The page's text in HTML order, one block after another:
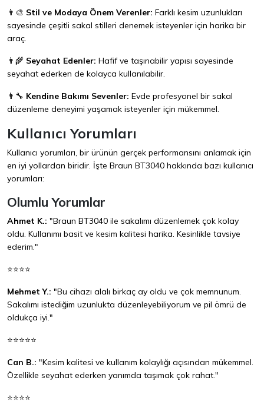
👨‍🎨 Stil ve Modaya Önem Verenler: Farklı kesim uzunlukları
sayesinde çeşitli sakal stilleri denemek isteyenler için harika bir
araç.
👨‍🌾 Seyahat Edenler: Hafif ve taşınabilir yapısı sayesinde
seyahat ederken de kolayca kullanılabilir.
👨‍🔧 Kendine Bakımı Sevenler: Evde profesyonel bir sakal
düzenleme deneyimi yaşamak isteyenler için mükemmel.
Kullanıcı Yorumları
Kullanıcı yorumları, bir ürünün gerçek performansını anlamak için
en iyi yollardan biridir. İşte Braun BT3040 hakkında bazı kullanıcı
yorumları:
Olumlu Yorumlar
Ahmet K.: "Braun BT3040 ile sakalımı düzenlemek çok kolay
oldu. Kullanımı basit ve kesim kalitesi harika. Kesinlikle tavsiye
ederim."
⭐⭐⭐⭐
Mehmet Y.: "Bu cihazı alalı birkaç ay oldu ve çok memnunum.
Sakalımı istediğim uzunlukta düzenleyebiliyorum ve pil ömrü de
oldukça iyi."
⭐⭐⭐⭐⭐
Can B.: "Kesim kalitesi ve kullanım kolaylığı açısından mükemmel.
Özellikle seyahat ederken yanımda taşımak çok rahat."
⭐⭐⭐⭐